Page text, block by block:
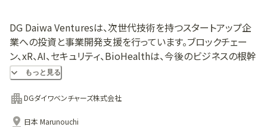
DG Daiwa Venturesは、次世代技術を持つスタートアップ企
業への投資と事業開発支援を行っています。ブロックチェー
ン、xR、AI、セキュリティ、BioHealthは、今後のビジネスの根幹
になる可能性が高いため、重点的に投資している。また、この5
つのコア技術に加え、重複したりアプリケーションレイヤーと
なることが多いIoT技術にも着目したファンドとなる予定で
す。
もっと見る
DGダイワベンチャーズ株式会社
日本 Marunouchi